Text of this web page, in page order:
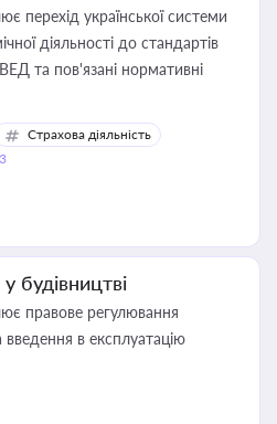
перехід української системи
діяльності до стандартів
та пов'язані нормативні
Страхова діяльність
будівництві
правове регулювання
введення в експлуатацію